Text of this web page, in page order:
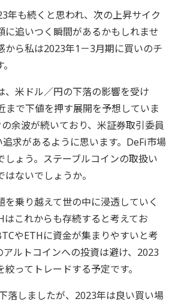
年も続くと思われ、次の上昇サイク
に追いつく瞬間があるかもしれませ
から私は2023年1－3月期に買いのチ
、米ドル／円の下落の影響を受け
まで下値を押す展開を予想していま
余波が続いており、米証券取引委員
追求があるように思います。DeFi市場
しょう。ステーブルコインの取扱い
ないでしょうか。
を乗り越えて世の中に浸透していく
はこれからも存続すると考えてお
やETHに資金が集まりやすいと考
アルトコインへの投資は避け、2023
ってトレードする予定です。
落しましたが、2023年は良い買い場